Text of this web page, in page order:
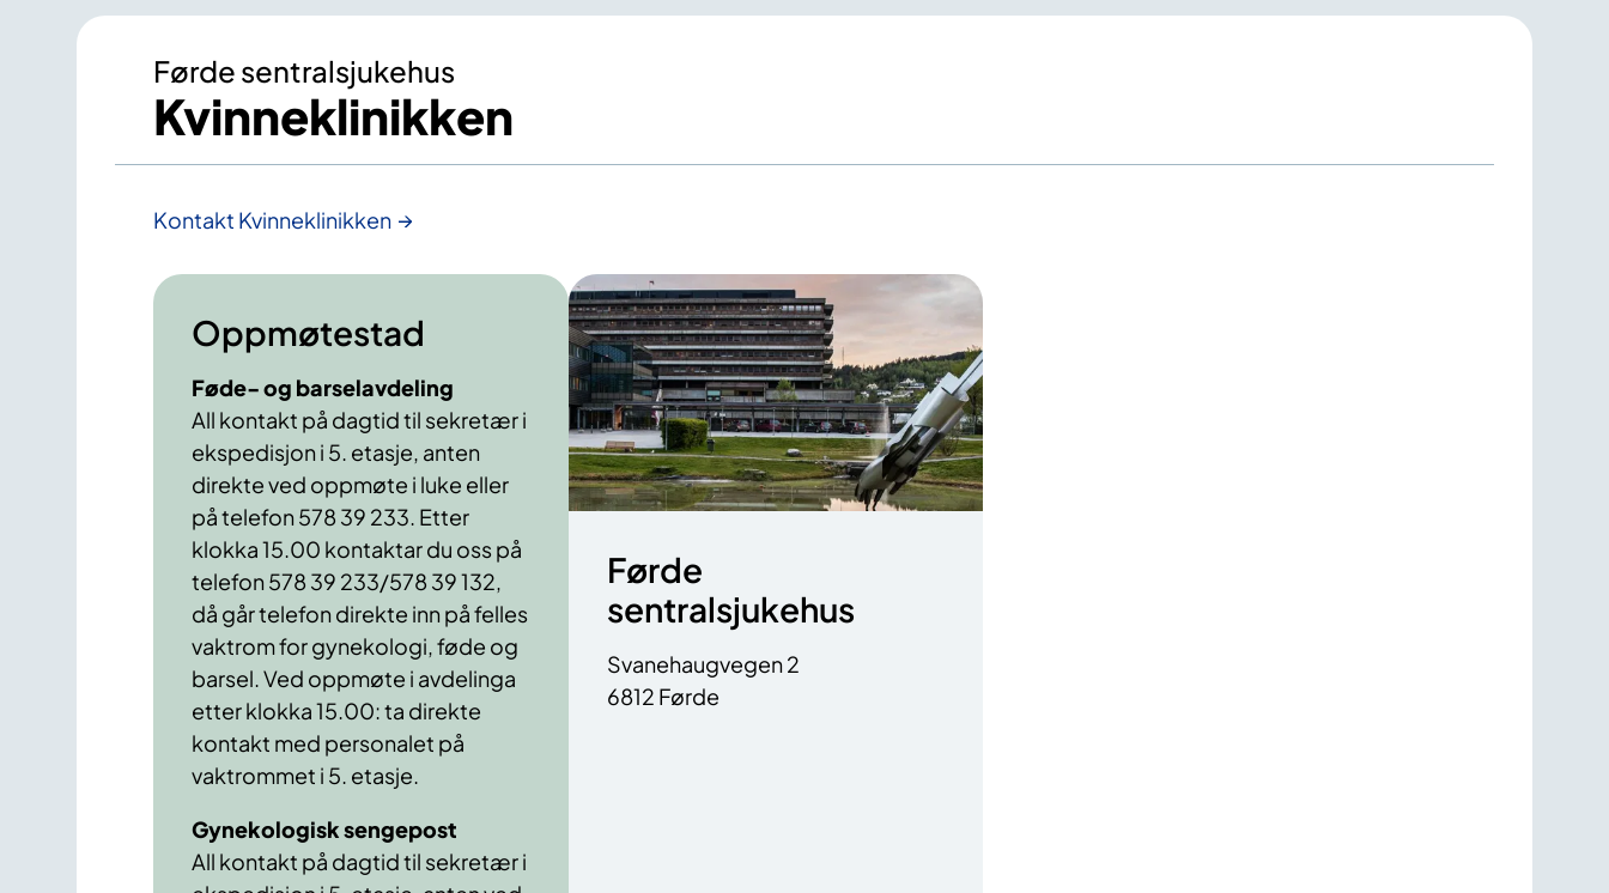
Førde sentralsjukehus
Kvinneklinikken
Kontakt Kvinneklinikken
Oppmøtestad
Føde- og barselavdeling
All kontakt på dagtid til sekretær i
ekspedisjon i 5. etasje, anten
direkte ved oppmøte i luke eller
på telefon 578 39 233. Etter
klokka 15.00 kontaktar du oss på
telefon 578 39 233/578 39 132,
då går telefon direkte inn på felles
vaktrom for gynekologi, føde og
barsel. Ved oppmøte i avdelinga
etter klokka 15.00: ta direkte
kontakt med personalet på
vaktrommet i 5. etasje.
Gynekologisk sengepost
All kontakt på dagtid til sekretær i
Førde
sentralsjukehus
Svanehaugvegen 2
6812 Førde